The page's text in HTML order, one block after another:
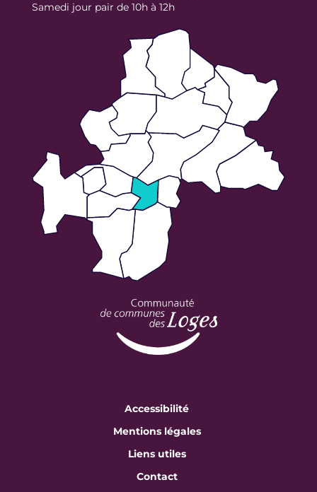
Samedi jour pair de 10h à 12h
Accessibilité
Mentions légales
Liens utiles
Contact